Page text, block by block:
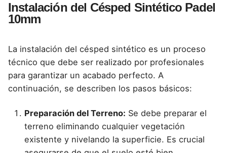
Instalación del Césped Sintético Padel
10mm
La instalación del césped sintético es un proceso
técnico que debe ser realizado por profesionales
para garantizar un acabado perfecto. A
continuación, se describen los pasos básicos:
Preparación del Terreno: Se debe preparar el
terreno eliminando cualquier vegetación
existente y nivelando la superficie. Es crucial